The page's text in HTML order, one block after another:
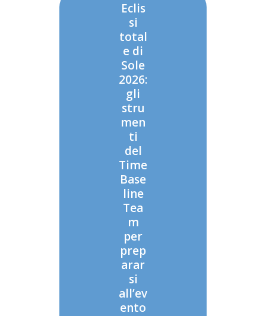
Eclis
si
total
e di
Sole
2026:
gli
stru
men
ti
del
Time
Base
line
Tea
m
per
prep
arar
si
all’ev
ento